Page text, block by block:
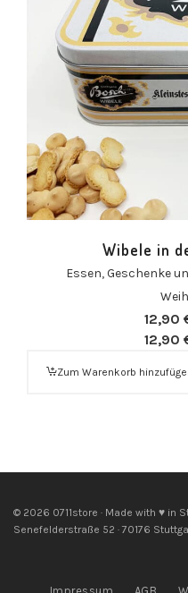
Wibele in
Essen,Geschenke
12,90
12,90
Zum Warenkorb
© 2026 0711store · Made with ♥ in
Senefelderstraße 52 · 70176